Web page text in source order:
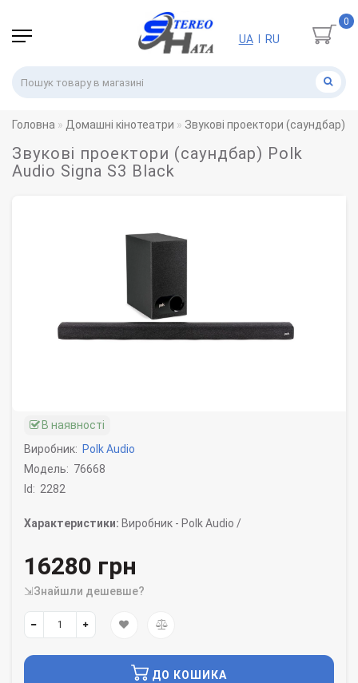
0
UA RU
Головна Домашні кінотеатри Звукові проектори (саундбар)
Звукові проектори (саундбар) Polk
Audio Signa S3 Black
В наявності
Виробник: Polk Audio
Модель: 76668
Id: 2282
Характеристики: Виробник - Polk Audio /
16280 грн
⇲Знайшли дешевше?
ДО КОШИКА